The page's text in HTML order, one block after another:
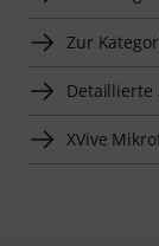
Zur
Detaillierte
XVive